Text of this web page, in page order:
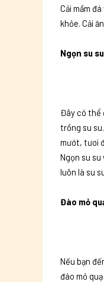
Cải mầm
khỏe. Cải
Ngọn su
Đây có thể
trồng su
mướt, tươi
Ngọn su
luôn là su
Đào mỏ
Nếu bạn
đáo mỏ